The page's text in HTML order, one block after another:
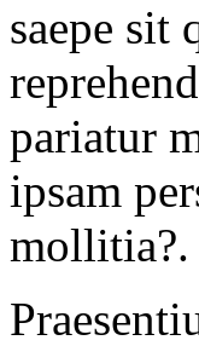
saepe sit
pariatur
ipsam
mollitia?.